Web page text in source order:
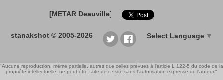
[METAR Deauville]
stanakshot © 2005-2026 Select Language ▼
"Aucune reproduction, même partielle, autres que celles prévues à l'article L 122-5 du code de la
propriété intellectuelle, ne peut être faite de ce site sans l'autorisation expresse de l'auteur."